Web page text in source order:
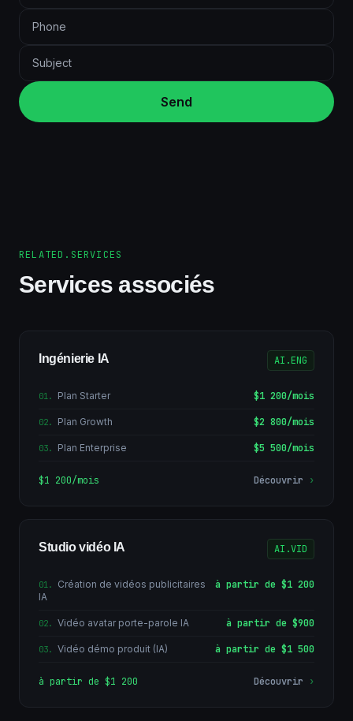
Send
RELATED.SERVICES
Services associés
Ingénierie IA AI.ENG
01. Plan Starter $1 200/mois
02. Plan Growth $2 800/mois
03. Plan Enterprise $5 500/mois
$1 200/mois Découvrir ›
Studio vidéo IA AI.VID
01.
Création de vidéos publicitaires
IA
à partir de $1 200
02. Vidéo avatar porte-parole IA à partir de $900
03. Vidéo démo produit (IA) à partir de $1 500
à partir de $1 200 Découvrir ›